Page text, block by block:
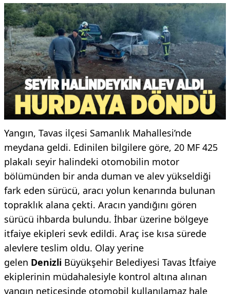
Yangın, Tavas ilçesi Samanlık Mahallesi’nde
meydana geldi. Edinilen bilgilere göre, 20 MF 425
plakalı seyir halindeki otomobilin motor
bölümünden bir anda duman ve alev yükseldiği
fark eden sürücü, aracı yolun kenarında bulunan
topraklık alana çekti. Aracın yandığını gören
sürücü ihbarda bulundu. İhbar üzerine bölgeye
itfaiye ekipleri sevk edildi. Araç ise kısa sürede
alevlere teslim oldu. Olay yerine
gelen Denizli Büyükşehir Belediyesi Tavas İtfaiye
ekiplerinin müdahalesiyle kontrol altına alınan
yangın neticesinde otomobil kullanılamaz hale